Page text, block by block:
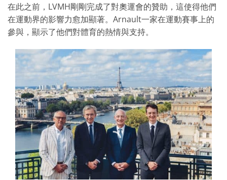
在此之前，LVMH剛剛完成了對奧運會的贊助，這使得他們
在運動界的影響力愈加顯著。Arnault一家在運動賽事上的
參與，顯示了他們對體育的熱情與支持。